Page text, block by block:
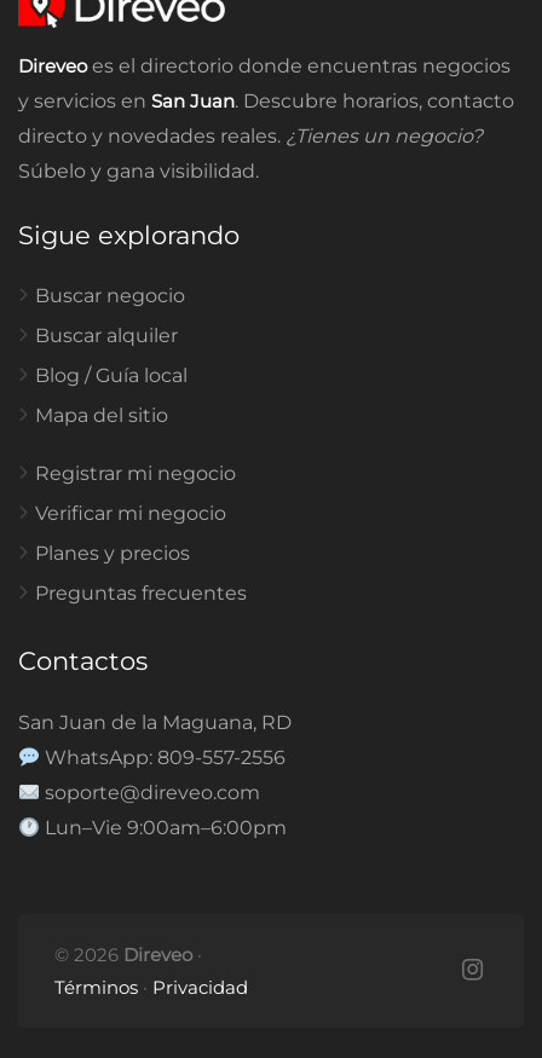
Direveoes el directorio donde encuentras negocios
y servicios en San Juan. Descubre horarios, contacto
directo y novedades reales. ¿Tienes un negocio?
Súbelo y gana visibilidad.
Sigue explorando
Buscar negocio
Buscar alquiler
Blog / Guía local
Mapa del sitio
Registrar mi negocio
Verificar mi negocio
Planes y precios
Preguntas frecuentes
Contactos
San Juan de la Maguana, RD
WhatsApp: 809-557-2556
soporte@direveo.com
Lun–Vie 9:00am–6:00pm
© 2026 Direveo ·
Términos · Privacidad